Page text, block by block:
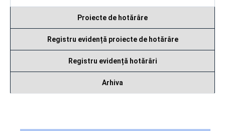
Proiecte de hotărâre
Registru evidență proiecte de hotărâre
Registru evidență hotărâri
Arhiva